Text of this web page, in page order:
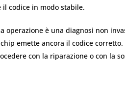
il codice in modo stabile.
operazione è una diagnosi non
emette ancora il codice
con la riparazione o con la